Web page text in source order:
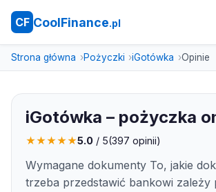
CF CoolFinance.pl
Strona główna Pożyczki iGotówka Opinie
iGotówka – pożyczka
★★★★★5.0 / 5(397 opinii)
Wymagane dokumenty To, jakie
trzeba przedstawić bankowi zależy